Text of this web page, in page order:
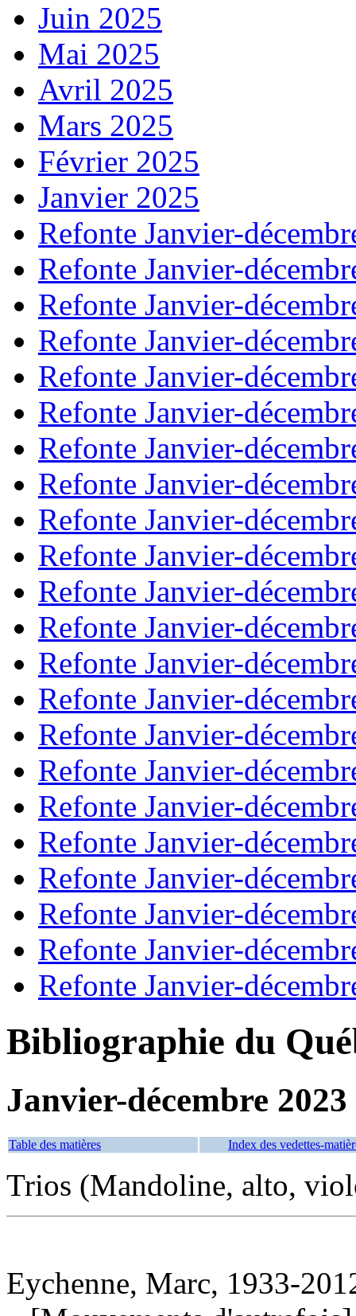
Juin 2025
Mai 2025
Avril 2025
Mars 2025
Février 2025
Janvier 2025
Refonte Janvier-
Refonte Janvier-
Refonte Janvier-
Refonte Janvier-
Refonte Janvier-
Refonte Janvier-
Refonte Janvier-
Refonte Janvier-
Refonte Janvier-
Refonte Janvier-
Refonte Janvier-
Refonte Janvier-
Refonte Janvier-
Refonte Janvier-
Refonte Janvier-
Refonte Janvier-
Refonte Janvier-
Refonte Janvier-
Refonte Janvier-
Refonte Janvier-
Refonte Janvier-
Refonte Janvier-
Bibliographie du
Janvier-décembre 2023
Table des matières Index des vedettes-
Trios (Mandoline, alto,
Eychenne, Marc, 1933-